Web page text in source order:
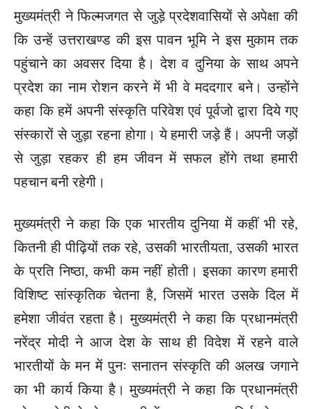
मुख्यमंत्री ने फिल्मजगत से जुड़े प्रदेशवासियों से अपेक्षा की
कि उन्हें उत्तराखण्ड की इस पावन भूमि ने इस मुकाम तक
पहुंचाने का अवसर दिया है। देश व दुनिया के साथ अपने
प्रदेश का नाम रोशन करने में भी वे मददगार बने। उन्होंने
कहा कि हमें अपनी संस्कृति परिवेश एवं पूर्वजो द्वारा दिये गए
संस्कारों से जुड़ा रहना होगा। ये हमारी जड़े हैं। अपनी जड़ों
से जुड़ा रहकर ही हम जीवन में सफल होंगे तथा हमारी
पहचान बनी रहेगी।
मुख्यमंत्री ने कहा कि एक भारतीय दुनिया में कहीं भी रहे,
कितनी ही पीढ़ियों तक रहे, उसकी भारतीयता, उसकी भारत
के प्रति निष्ठा, कभी कम नहीं होती। इसका कारण हमारी
विशिष्ट सांस्कृतिक चेतना है, जिसमें भारत उसके दिल में
हमेशा जीवंत रहता है। मुख्यमंत्री ने कहा कि प्रधानमंत्री
नरेंद्र मोदी ने आज देश के साथ ही विदेश में रहने वाले
भारतीयों के मन में पुनः सनातन संस्कृति की अलख जगाने
का भी कार्य किया है। मुख्यमंत्री ने कहा कि प्रधानमंत्री